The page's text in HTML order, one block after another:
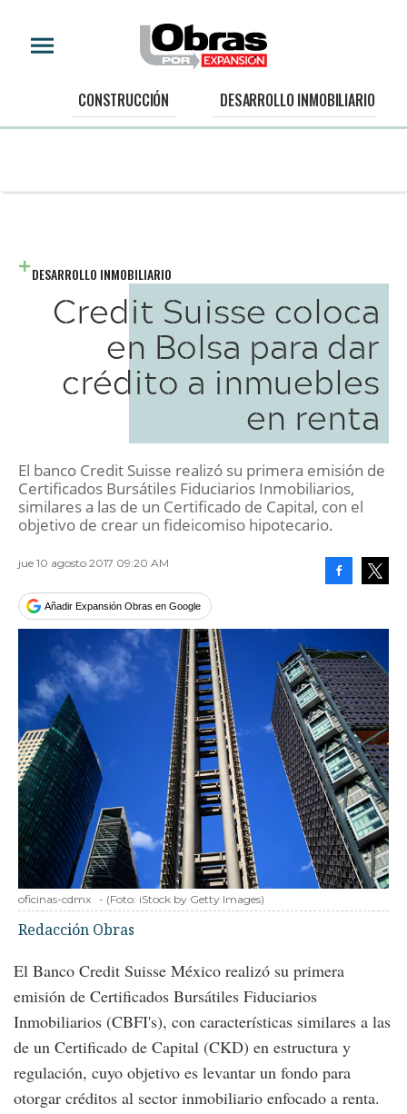
CONSTRUCCIÓN DESARROLLO INMOBILIARIO
DESARROLLO INMOBILIARIO
Credit Suisse coloca
en Bolsa para dar
crédito a inmuebles
en renta
El banco Credit Suisse realizó su primera emisión de
Certificados Bursátiles Fiduciarios Inmobiliarios,
similares a las de un Certificado de Capital, con el
objetivo de crear un fideicomiso hipotecario.
jue 10 agosto 2017 09:20 AM
Añadir Expansión Obras en Google
oficinas-cdmx - (Foto: iStock by Getty Images)
Redacción Obras
El Banco Credit Suisse México realizó su primera
emisión de Certificados Bursátiles Fiduciarios
Inmobiliarios (CBFI's), con características similares a las
de un Certificado de Capital (CKD) en estructura y
regulación, cuyo objetivo es levantar un fondo para
otorgar créditos al sector inmobiliario enfocado a renta.